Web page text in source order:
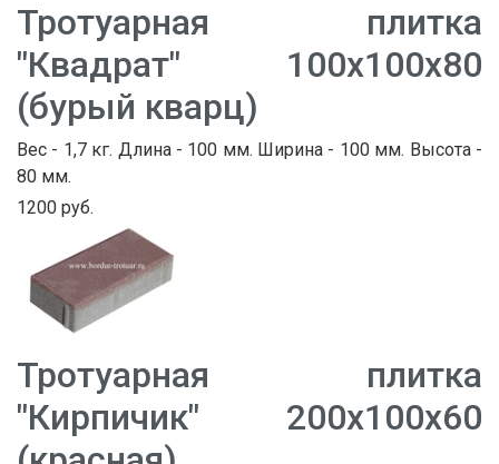
Тротуарная плитка
"Квадрат" 100х100х80
(бурый кварц)
Вес - 1,7 кг. Длина - 100 мм. Ширина - 100 мм. Высота -
80 мм.
1200 руб.
Тротуарная плитка
"Кирпичик" 200х100х60